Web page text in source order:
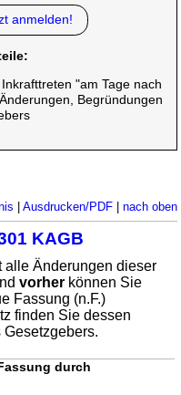
anmelden!
"am Tage nach
Begründungen
Ausdrucken/PDF| nach oben
KAGB
alle Änderungen dieser
vorher können Sie
Fassung (n.F.)
finden Sie dessen
durch